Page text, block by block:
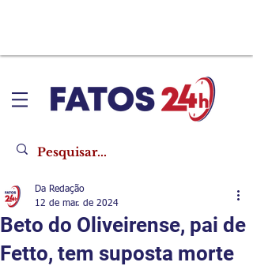
Beto do Oliveirense, pai de
Fetto, tem suposta morte
Da Redação
12 de mar. de 2024